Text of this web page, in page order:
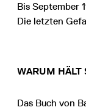
Bis September
Die letzten
WARUM HÄLT
Das Buch von